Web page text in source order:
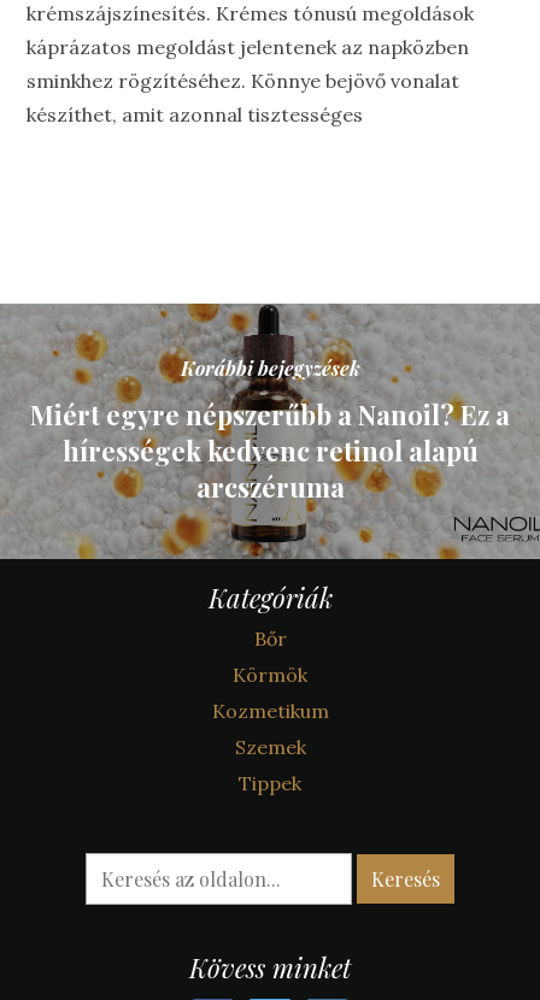
krémszájszínesítés. Krémes tónusú megoldások
káprázatos megoldást jelentenek az napközben
sminkhez rögzítéséhez. Könnye bejövő vonalat
készíthet, amit azonnal tisztességes
Korábbi bejegyzések
Miért egyre népszerűbb a Nanoil? Ez a
hírességek kedvenc retinol alapú
arcszéruma
Kategóriák
Bőr
Körmök
Kozmetikum
Szemek
Tippek
Kövess minket